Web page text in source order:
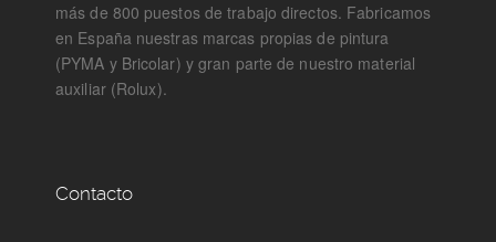
más de 800 puestos de trabajo directos. Fabricamos
en España nuestras marcas propias de pintura
(PYMA y Bricolar) y gran parte de nuestro material
auxiliar (Rolux).
Contacto